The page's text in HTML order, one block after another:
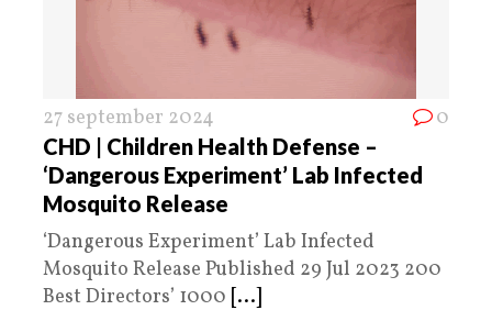
27 september 2024 0
CHD | Children Health Defense –
‘Dangerous Experiment’ Lab Infected
Mosquito Release
‘Dangerous Experiment’ Lab Infected
Mosquito Release Published 29 Jul 2023 200
Best Directors’ 1000 [...]